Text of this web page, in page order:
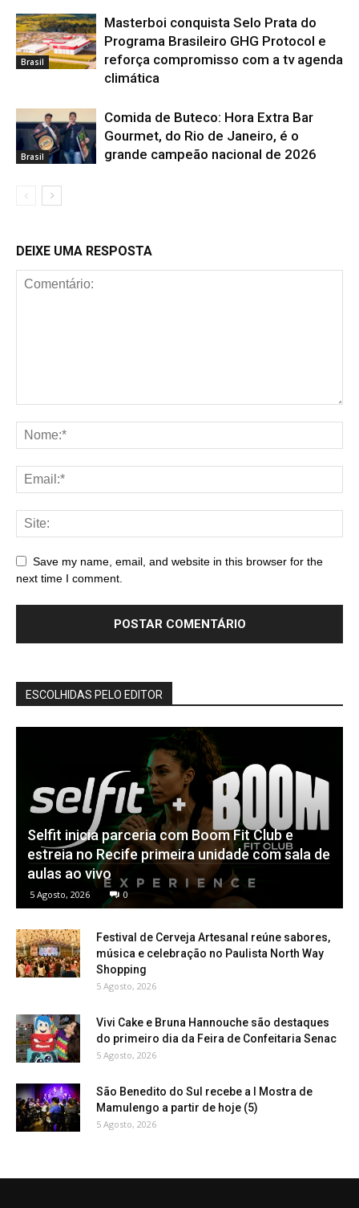
Brasil
Masterboi conquista Selo Prata do
Programa Brasileiro GHG Protocol e
reforça compromisso com a tv agenda
climática
Brasil
Comida de Buteco: Hora Extra Bar
Gourmet, do Rio de Janeiro, é o
grande campeão nacional de 2026
DEIXE UMA RESPOSTA
Save my name, email, and website in this browser for the
next time I comment.
ESCOLHIDAS PELO EDITOR
Selfit inicia parceria com Boom Fit Club e
estreia no Recife primeira unidade com sala de
aulas ao vivo
5 Agosto, 2026 0
Festival de Cerveja Artesanal reúne sabores,
música e celebração no Paulista North Way
Shopping
5 Agosto, 2026
Vivi Cake e Bruna Hannouche são destaques
do primeiro dia da Feira de Confeitaria Senac
5 Agosto, 2026
São Benedito do Sul recebe a I Mostra de
Mamulengo a partir de hoje (5)
5 Agosto, 2026